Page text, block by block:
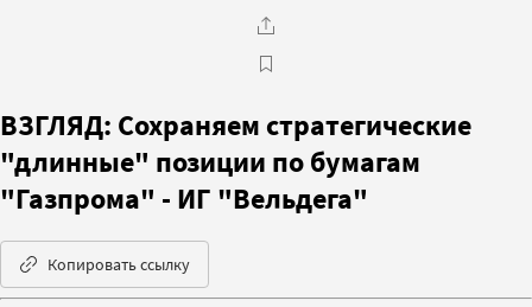
ВЗГЛЯД: Сохраняем стратегические
"длинные" позиции по бумагам
"Газпрома" - ИГ "Вельдега"
Копировать ссылку